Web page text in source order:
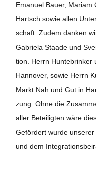
Ema­nuel Bauer,
Hartsch sowie allen
schaft. Zudem dan­ken
Gabriela Staade und
tion. Herrn Hun­te­brin­ker
Han­no­ver, sowie Herrn
Markt Nah und Gut in
zung. Ohne die
aller Betei­lig­ten wäre
Geför­dert wurde
und dem